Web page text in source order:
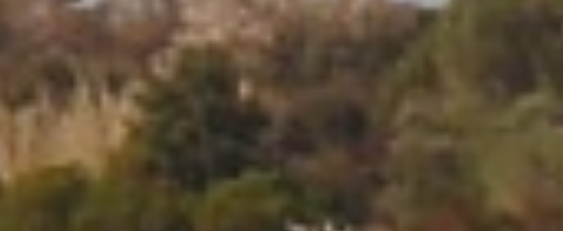
cookies
y funcionales
sitio web utiliza Cookies propias para recopilar información con la finalidad de
nuestros servicios. Si continua navegando, supone la aceptación de la
de las mismas. El usuario tiene la posibilidad de configurar su navegador
si así lo desea, impedir que sean instaladas en su disco duro, aunque
tener en cuenta que dicha acción podrá ocasionar dificultades de navegación